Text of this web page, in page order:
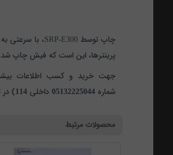
چاپ توسط SRP-E300، با سرعتی به اندازه 220 میلی متر در ثانیه انجام می شود و کیفیت خروجی آن دارای رزولوشن 180 نقطه در اینچی می باشد.
پرینترها، این است که فیش چاپ
جهت خرید و کسب اطلاعات
شماره 05132225044 داخلی 114
)
محصولات مرتبط